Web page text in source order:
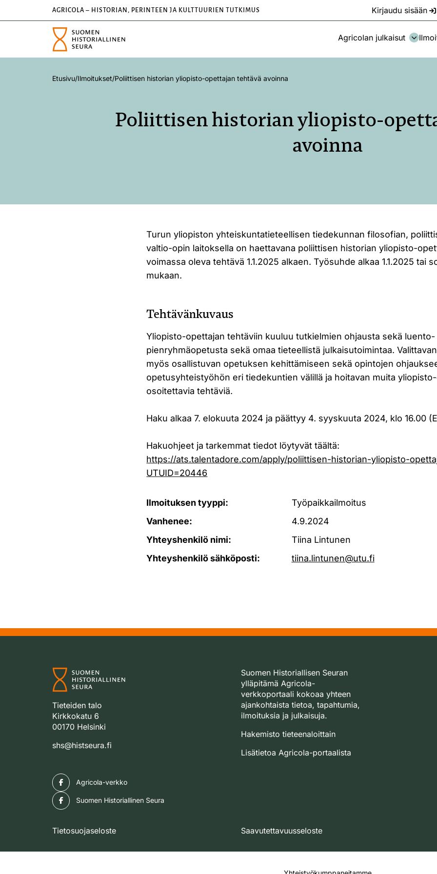
AGRICOLA – HISTORIAN, PERINTEEN JA KULTTUURIEN TUTKIMUS Kirjaudu sisään
Agricolan julkaisut
Etusivu/Ilmoitukset/Poliittisen historian yliopisto-opettajan tehtävä avoinna
Poliittisen historian yliopisto-
avoinna
Turun yliopiston yhteiskuntatieteellisen tiedekunnan filosofian,
valtio-opin laitoksella on haettavana poliittisen historian yliopisto-
voimassa oleva tehtävä 1.1.2025 alkaen. Työsuhde alkaa 1.1.2025 tai
mukaan.
Tehtävänkuvaus
Yliopisto-opettajan tehtäviin kuuluu tutkielmien ohjausta sekä luento-
pienryhmäopetusta sekä omaa tieteellistä julkaisutoimintaa.
myös osallistuvan opetuksen kehittämiseen sekä opintojen
opetusyhteistyöhön eri tiedekuntien välillä ja hoitavan muita
osoitettavia tehtäviä.
Haku alkaa 7. elokuuta 2024 ja päättyy 4. syyskuuta 2024, klo 16.00
Hakuohjeet ja tarkemmat tiedot löytyvät täältä:
https://ats.talentadore.com/apply/poliittisen-historian-yliopisto-
UTUID=20446
Ilmoituksen tyyppi:
Työpaikkailmoitus
Vanhenee:
4.9.2024
Yhteyshenkilö nimi:
Tiina Lintunen
Yhteyshenkilö sähköposti:
tiina.lintunen@utu.fi
Tieteiden talo
Kirkkokatu 6
00170 Helsinki
shs@histseura.fi
Suomen Historiallisen Seuran
ylläpitämä Agricola-
verkkoportaali kokoaa yhteen
ajankohtaista tietoa, tapahtumia,
ilmoituksia ja julkaisuja.
Hakemisto tieteenaloittain
Lisätietoa Agricola-portaalista
Agricola-verkko
Suomen Historiallinen Seura
Tietosuojaseloste Saavutettavuusseloste